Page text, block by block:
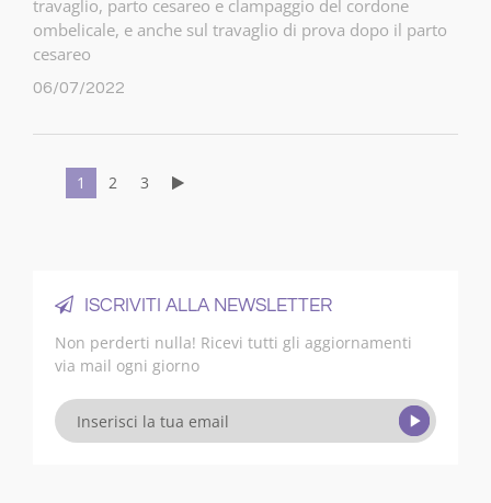
travaglio, parto cesareo e clampaggio del cordone
ombelicale, e anche sul travaglio di prova dopo il parto
cesareo
06/07/2022
1 2 3
ISCRIVITI ALLA NEWSLETTER
Non perderti nulla! Ricevi tutti gli aggiornamenti
via mail ogni giorno